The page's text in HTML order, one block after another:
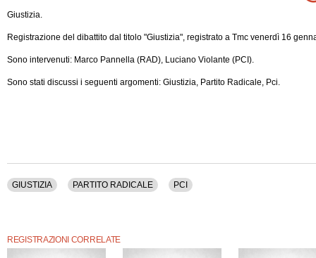
Giustizia.
Registrazione del dibattito dal titolo "Giustizia", registrato a Tmc venerdì 16
Sono intervenuti: Marco Pannella (RAD), Luciano Violante (PCI).
Sono stati discussi i seguenti argomenti: Giustizia, Partito Radicale, Pci.
GIUSTIZIA PARTITO RADICALE PCI
REGISTRAZIONI CORRELATE